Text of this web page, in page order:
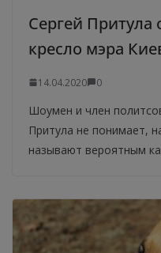
Сергей Притула
кресло мэра
14.04.2020 0
Шоумен и член
Притула не понимает,
называют вероятным